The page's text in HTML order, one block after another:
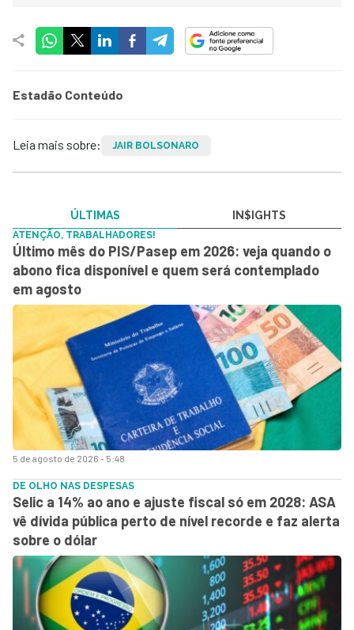
Estadão Conteúdo
Leia mais sobre: JAIR BOLSONARO
ÚLTIMAS IN$IGHTS
5 de agosto de 2026 - 5:48
ATENÇÃO, TRABALHADORES!
Último mês do PIS/Pasep em 2026: veja quando o
abono fica disponível e quem será contemplado
em agosto
DE OLHO NAS DESPESAS
Selic a 14% ao ano e ajuste fiscal só em 2028: ASA
vê dívida pública perto de nível recorde e faz alerta
sobre o dólar